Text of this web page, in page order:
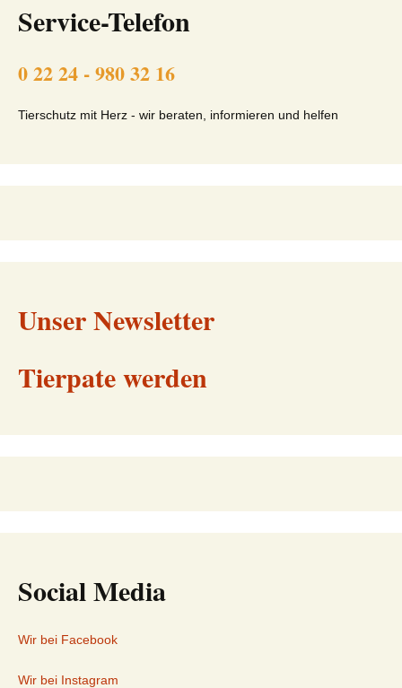
Service-Telefon
0 22 24 - 980 32 16
Tierschutz mit Herz - wir beraten, informieren und helfen
Unser Newsletter
Tierpate werden
Social Media
Wir bei Facebook
Wir bei Instagram